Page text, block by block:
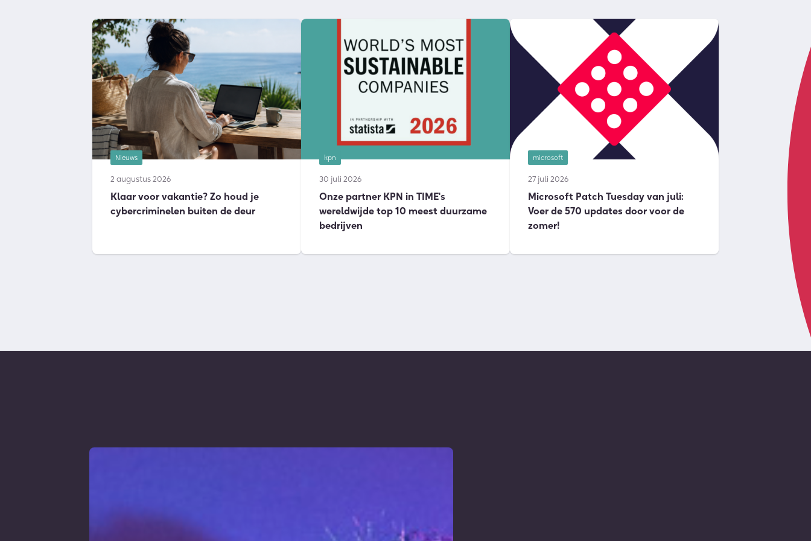
Nieuws
2 augustus 2026
Klaar voor vakantie? Zo houd je
cybercriminelen buiten de deur
kpn
30 juli 2026
Onze partner KPN in TIME's
wereldwijde top 10 meest duurzame
bedrijven
microsoft
27 juli 2026
Microsoft Patch Tuesday van juli:
Voer de 570 updates door voor de
zomer!